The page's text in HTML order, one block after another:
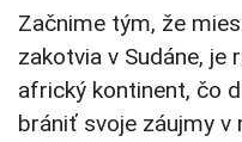
Začnime tým, že
zakotvia v Sudáne, je
africký kontinent, čo
brániť svoje záujmy v